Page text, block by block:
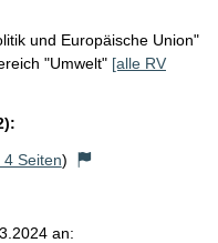
und Europäische Union"
"Umwelt" [alle RV
4 Seiten)
an: